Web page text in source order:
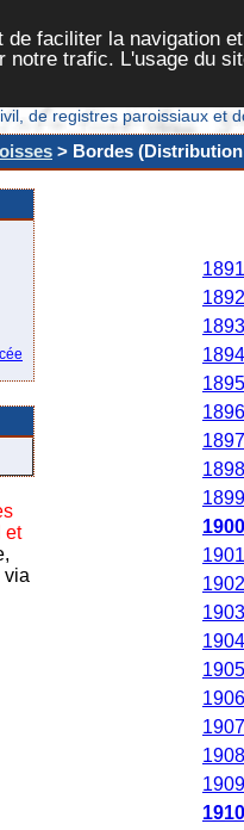
de faciliter la navigation
notre trafic. L'usage du
de registres paroissiaux et
> Bordes
et
via
1891
1892
1893
1894
1895
1896
1897
1898
1899
1900
1901
1902
1903
1904
1905
1906
1907
1908
1909
1910